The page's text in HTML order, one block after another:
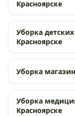
Красноярске
Уборка
Красноярске
Уборка
Уборка
Красноярске